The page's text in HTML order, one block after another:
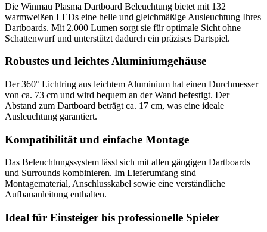
Die Winmau Plasma Dartboard Beleuchtung bietet mit 132
warmweißen LEDs eine helle und gleichmäßige Ausleuchtung Ihres
Dartboards. Mit 2.000 Lumen sorgt sie für optimale Sicht ohne
Schattenwurf und unterstützt dadurch ein präzises Dartspiel.
Robustes und leichtes Aluminiumgehäuse
Der 360° Lichtring aus leichtem Aluminium hat einen Durchmesser
von ca. 73 cm und wird bequem an der Wand befestigt. Der
Abstand zum Dartboard beträgt ca. 17 cm, was eine ideale
Ausleuchtung garantiert.
Kompatibilität und einfache Montage
Das Beleuchtungssystem lässt sich mit allen gängigen Dartboards
und Surrounds kombinieren. Im Lieferumfang sind
Montagematerial, Anschlusskabel sowie eine verständliche
Aufbauanleitung enthalten.
Ideal für Einsteiger bis professionelle Spieler